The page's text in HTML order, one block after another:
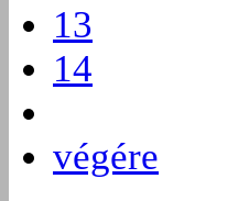
13
14
végére